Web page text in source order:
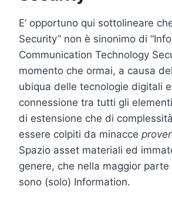
E’ opportuno qui sottolineare
Security” non è sinonimo di
Communication Technology
momento che ormai, a causa
ubiqua delle tecnologie digitali e
connessione tra tutti gli
di estensione che di
essere colpiti da minacce
Spazio asset materiali ed
genere, che nella maggior
sono (solo) Information.